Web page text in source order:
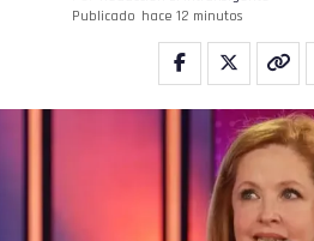
Publicado hace 12 minutos